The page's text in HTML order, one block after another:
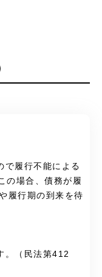
で履行不能による
の場合、債務が履
履行期の到来を待
。（民法第412